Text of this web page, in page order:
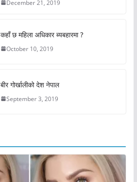
December 21, 2019
कहाँ छ महिला अधिकार ब्यबहारमा ?
October 10, 2019
बीर गोर्खालीको देश नेपाल
September 3, 2019